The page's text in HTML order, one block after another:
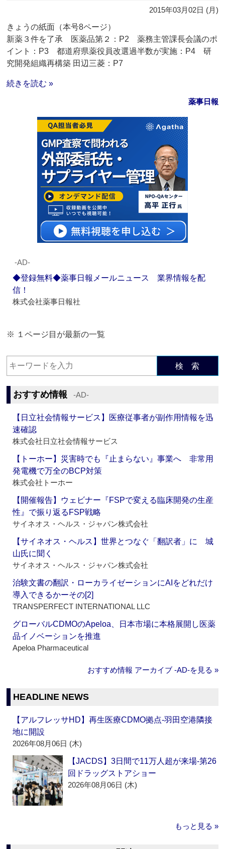
2015年03月02日 (月)
きょうの紙面（本号8ページ）
新薬３件を了承 医薬品第２：P2 薬務主管課長会議のポ
イント：P3 都道府県薬役員改選過半数が実施：P4 研
究開発組織再構築 田辺三菱：P7
続きを読む »
薬事日報
‐AD‐
◆登録無料◆薬事日報メールニュース 業界情報を配
信！
株式会社薬事日報社
※ １ページ目が最新の一覧
検 索
おすすめ情報 ‐AD‐
【日立社会情報サービス】医療従事者が副作用情報を迅
速確認
株式会社日立社会情報サービス
【トーホー】災害時でも『止まらない』事業へ 非常用
発電機で万全のBCP対策
株式会社トーホー
【開催報告】ウェビナー『FSPで変える臨床開発の生産
性』で振り返るFSP戦略
サイネオス・ヘルス・ジャパン株式会社
【サイネオス・ヘルス】世界とつなぐ「翻訳者」に 城
山氏に聞く
サイネオス・ヘルス・ジャパン株式会社
治験文書の翻訳・ローカライゼーションにAIをどれだけ
導入できるかーその[2]
TRANSPERFECT INTERNATIONAL LLC
グローバルCDMOのApeloa、日本市場に本格展開し医薬
品イノベーションを推進
Apeloa Pharmaceutical
おすすめ情報 アーカイブ ‐AD‐を見る »
HEADLINE NEWS
【アルフレッサHD】再生医療CDMO拠点‐羽田空港隣接
地に開設
2026年08月06日 (木)
【JACDS】3日間で11万人超が来場‐第26
回ドラッグストアショー
2026年08月06日 (木)
もっと見る »